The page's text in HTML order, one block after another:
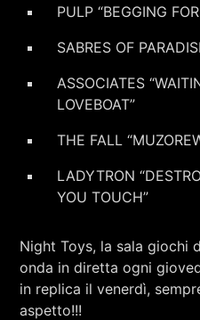
PULP “BEGGING
SABRES OF
ASSOCIATES
LOVEBOAT”
THE FALL
LADYTRON
YOU TOUCH”
Night Toys, la sala giochi
onda in diretta ogni
in replica il venerdì,
aspetto!!!